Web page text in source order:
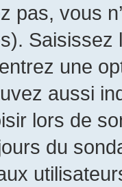
pas, vous
une
aussi
lors de
du